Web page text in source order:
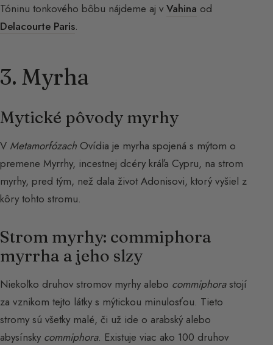
Tóninu tonkového bôbu nájdeme aj v Vahina od
Delacourte Paris.
3. Myrha
Mytické pôvody myrhy
V Metamorfózach Ovídia je myrha spojená s mýtom o
premene Myrrhy, incestnej dcéry kráľa Cypru, na strom
myrhy, pred tým, než dala život Adonisovi, ktorý vyšiel z
kôry tohto stromu.
Strom myrhy: commiphora
myrrha a jeho slzy
Niekoľko druhov stromov myrhy alebo commiphorastojí
za vznikom tejto látky s mýtickou minulosťou. Tieto
stromy sú všetky malé, či už ide o arabský alebo
abysínsky commiphora. Existuje viac ako 100 druhov